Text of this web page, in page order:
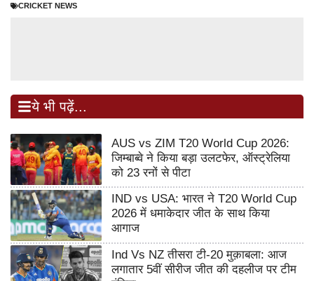
CRICKET NEWS
ये भी पढ़ें...
AUS vs ZIM T20 World Cup 2026:
जिम्बाब्वे ने किया बड़ा उलटफेर, ऑस्ट्रेलिया
को 23 रनों से पीटा
IND vs USA: भारत ने T20 World Cup
2026 में धमाकेदार जीत के साथ किया
आगाज
Ind Vs NZ तीसरा टी-20 मुक़ाबला: आज
लगातार 5वीं सीरीज जीत की दहलीज पर टीम